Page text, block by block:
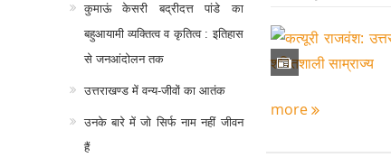
more
कुमाऊं केसरी बद्रीदत्त पांडे का
बहुआयामी व्यक्तित्व व कृतित्व : इतिहास
से जनआंदोलन तक
उत्तराखण्ड में वन्य-जीवों का आतंक
उनके बारे में जो सिर्फ नाम नहीं जीवन
हैं